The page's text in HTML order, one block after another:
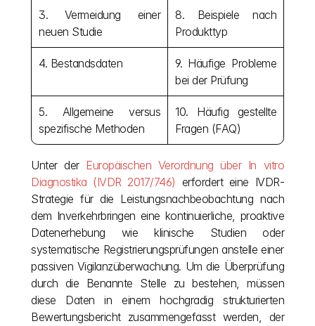
3. Vermeidung einer
neuen Studie
8. Beispiele nach
Produkttyp
4. Bestandsdaten
9. Häufige Probleme
bei der Prüfung
5. Allgemeine versus
spezifische Methoden
10. Häufig gestellte
Fragen (FAQ)
Unter der Europäischen Verordnung über In vitro
Diagnostika (IVDR 2017/746) erfordert eine IVDR-
Strategie für die Leistungsnachbeobachtung nach
dem Inverkehrbringen eine kontinuierliche, proaktive
Datenerhebung wie klinische Studien oder
systematische Registrierungsprüfungen anstelle einer
passiven Vigilanzüberwachung. Um die Überprüfung
durch die Benannte Stelle zu bestehen, müssen
diese Daten in einem hochgradig strukturierten
Bewertungsbericht zusammengefasst werden, der